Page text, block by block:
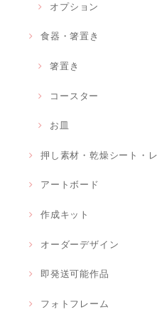
オプション
食器・箸置き
箸置き
コースター
お皿
押し素材・乾燥シート・
アートボード
作成キット
オーダーデザイン
即発送可能作品
フォトフレーム